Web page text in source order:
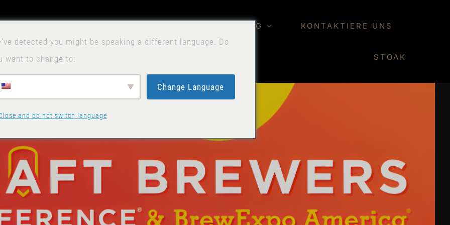
DER BLOG KONTAKTIERE UNS
STOAK
detected you might be speaking a different language. Do
want to change to:
Change Language
and do not switch language